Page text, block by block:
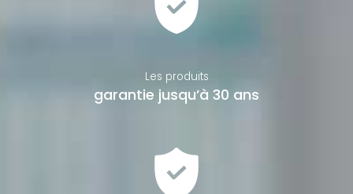
Les produits
garantie jusqu’à 30 ans